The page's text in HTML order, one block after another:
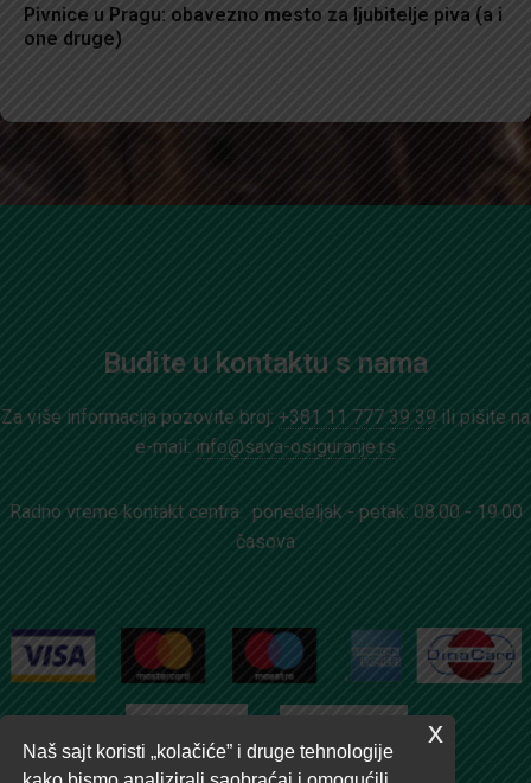
Pivnice u Pragu: obavezno mesto za ljubitelje piva (a i
one druge)
Budite u kontaktu s nama
Za više informacija pozovite broj: +381 11 777 39 39 ili pišite na
e-mail: info@sava-osiguranje.rs
Radno vreme kontakt centra: ponedeljak - petak: 08.00 - 19.00
časova
Naš sajt koristi „kolačiće” i druge tehnologije
x